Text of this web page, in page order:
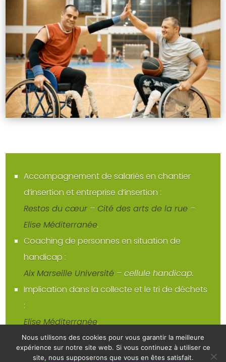
Accompagnement de salariés en chantier
d’insertion et entreprise d’insertion :
Restos du cœur – Cité des arts de la rue –
Elise Méditerranée.
Coaching de personnes en situation de
handicap :
Aix Marseille Université – cellule handicap.
Implication dans la collecte et le tri de déchets
:
Elise Méditerranée.
Formation de publics vulnérables :
Tremplins du cœur(programme100%
Nous utilisons des cookies pour vous garantir la meilleure
expérience sur notre site web. Si vous continuez à utiliser ce
site, nous supposerons que vous en êtes satisfait.